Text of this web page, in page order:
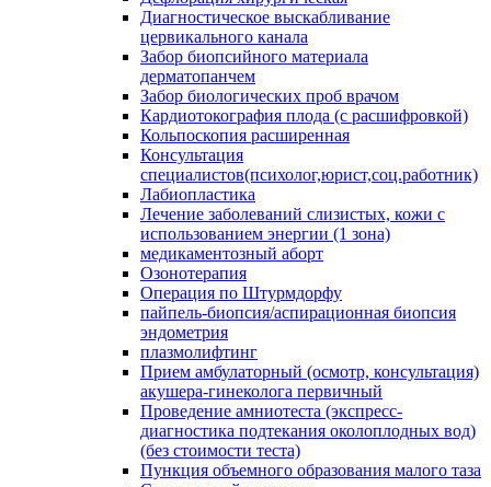
Диагностическое выскабливание
цервикального канала
Забор биопсийного материала
дерматопанчем
Забор биологических проб врачом
Кардиотокография плода (с расшифровкой)
Кольпоскопия расширенная
Консультация
специалистов(психолог,юрист,соц.работник)
Лабиопластика
Лечение заболеваний слизистых, кожи с
использованием энергии (1 зона)
медикаментозный аборт
Озонотерапия
Операция по Штурмдорфу
пайпель-биопсия/аспирационная биопсия
эндометрия
плазмолифтинг
Прием амбулаторный (осмотр, консультация)
акушера-гинеколога первичный
Проведение амниотеста (экспресс-
диагностика подтекания околоплодных вод)
(без стоимости теста)
Пункция объемного образования малого таза